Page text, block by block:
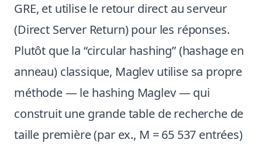
GRE, et utilise le retour direct au serveur
(Direct Server Return) pour les réponses.
Plutôt que la “circular hashing” (hashage en
anneau) classique, Maglev utilise sa propre
méthode — le hashing Maglev — qui
construit une grande table de recherche de
taille première (par ex., M = 65 537 entrées)